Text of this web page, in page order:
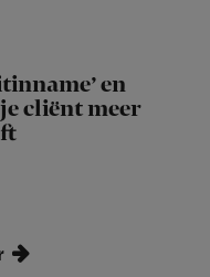
en
cliënt meer